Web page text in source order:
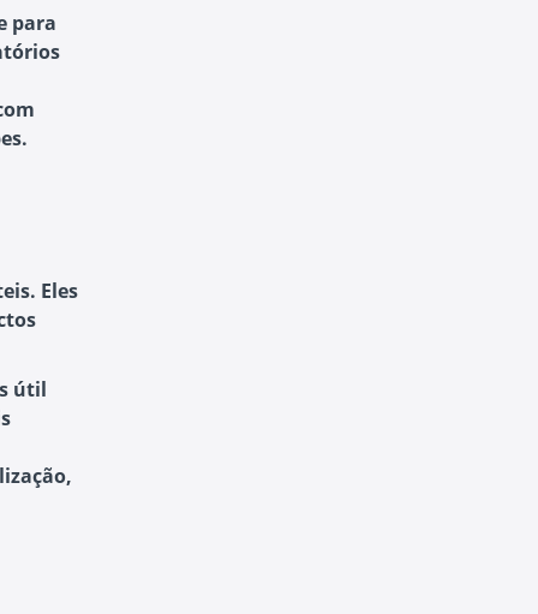
para
Eles
útil